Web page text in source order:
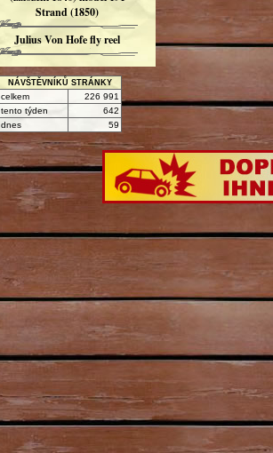
Strand (1850)
Julius Von Hofe fly reel
NÁVŠTĚVNÍKŮ STRÁNKY
celkem
226 991
tento týden
642
dnes
59